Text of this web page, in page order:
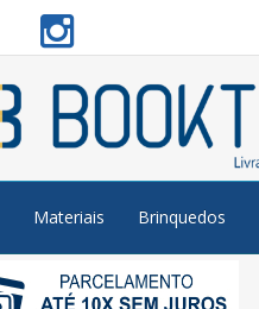
Materiais Brinquedos